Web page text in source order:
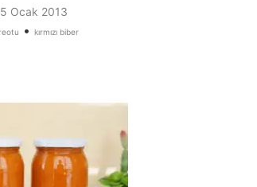
Ocak 2013
• kırmızı biber